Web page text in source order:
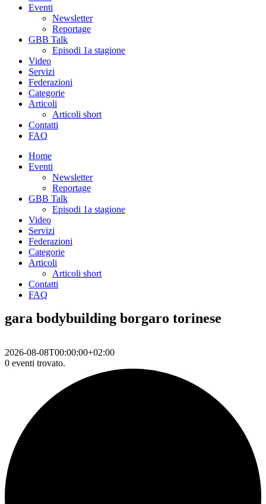
Eventi
Newsletter
Reportage
GBB Talk
Episodi 1a stagione
Video
Servizi
Federazioni
Categorie
Articoli
Articoli short
Contatti
FAQ
Home
Eventi
Newsletter
Reportage
GBB Talk
Episodi 1a stagione
Video
Servizi
Federazioni
Categorie
Articoli
Articoli short
Contatti
FAQ
gara bodybuilding borgaro torinese
2026-08-08T00:00:00+02:00
0 eventi trovato.